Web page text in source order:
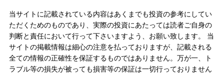
当サイトに記載されている内容はあくまでも投資の参考にしてい
ただくためのものであり、実際の投資にあたっては読者ご自身の
判断と責任において行って下さいますよう、お願い致します。 当
サイトの掲載情報は細心の注意を払っておりますが、記載される
全ての情報の正確性を保証するものではありません。万が一、ト
ラブル等の損失が被っても損害等の保証は一切行っておりません